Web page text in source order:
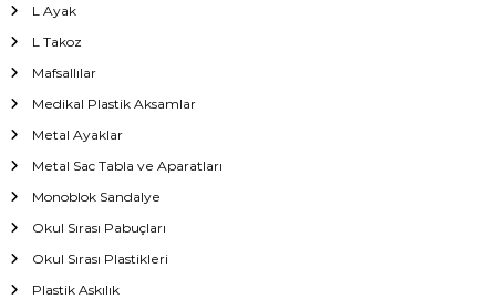
L Ayak
L Takoz
Mafsallılar
Medikal Plastik Aksamlar
Metal Ayaklar
Metal Sac Tabla ve Aparatları
Monoblok Sandalye
Okul Sırası Pabuçları
Okul Sırası Plastikleri
Plastik Askılık